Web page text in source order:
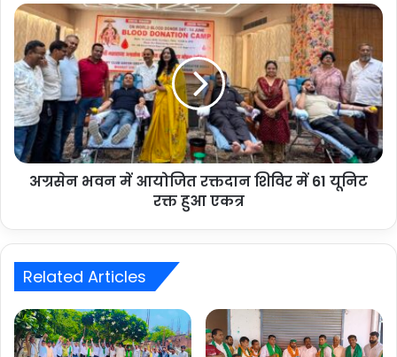
अग्रसेन भवन में आयोजित रक्तदान शिविर में 61 यूनिट
रक्त हुआ एकत्र
Related Articles